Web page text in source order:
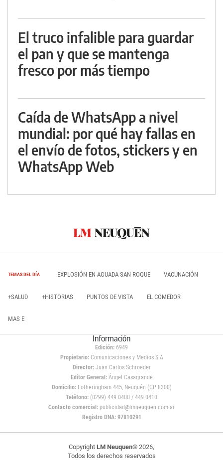
El truco infalible para guardar
el pan y que se mantenga
fresco por más tiempo
Caída de WhatsApp a nivel
mundial: por qué hay fallas en
el envío de fotos, stickers y en
WhatsApp Web
TEMAS DEL DÍA EXPLOSIÓN EN AGUADA SAN ROQUE VACUNACIÓN
+SALUD +HISTORIAS PUNTOS DE VISTA EL COMEDOR
MAS E
Información
Edición: 6949
Propietario:Comunicaciones y Medios S.A
Director: Juan Carlos Schroeder
Editor General:Ángel Casagrande
Domicilio:Fotheringham 445, Neuquén (CP 8300)
Teléfono: (0299) 449 0400 / 449 0410
Contacto comercial: publicidad@lmneuquen.com.ar
Registro DNA: 97810291
Copyright LM Neuquen© 2026,
Todos los derechos reservados